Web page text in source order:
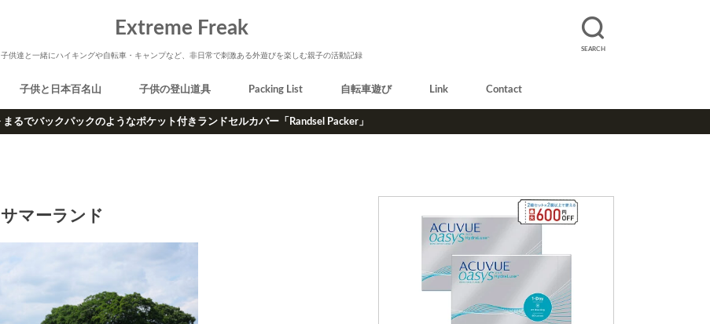
SEARCH
Extreme Freak
子供達と一緒にハイキングや自転車・キャンプなど、非日常で刺激ある外遊びを楽しむ親子の活動記録
子供と日本百名山 子供の登山道具 Packing List 自転車遊び Link Contact
まるでバックパックのようなポケット付きランドセルカバー「Randsel Packer」
サマーランド